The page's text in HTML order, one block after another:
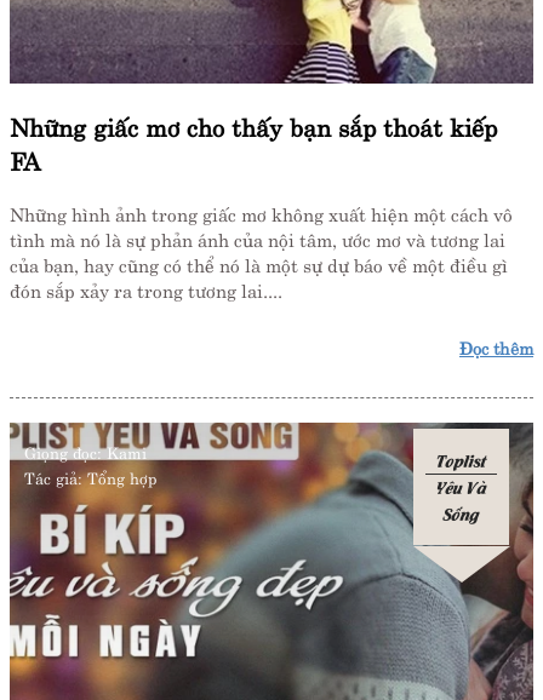
Những giấc mơ cho thấy bạn sắp thoát kiếp
FA
Những hình ảnh trong giấc mơ không xuất hiện một cách vô
tình mà nó là sự phản ánh của nội tâm, ước mơ và tương lai
của bạn, hay cũng có thể nó là một sự dự báo về một điều gì
đón sắp xảy ra trong tương lai....
Đọc thêm
Giọng đọc: Kami
Tác giả: Tổng hợp
Toplist
Yêu Và
Sống